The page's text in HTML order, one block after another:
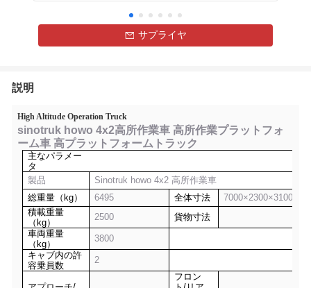
サプライヤ
説明
High Altitude Operation Truck
sinotruk howo 4x2高所作業車 高所作業プラットフォ
ーム車 高プラットフォームトラック
主なパラメー
タ
製品
Sinotruk howo4x2 高所作業車
総重量（kg）
6495 全体寸法 7000×2300×3100
積載重量
（kg）
2500
貨物寸法
車両重量
（kg）
3800
キャブ内の許
容乗員数
2
フロン